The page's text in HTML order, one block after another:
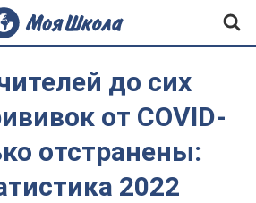
до сих
от COVID-
отстранены:
2022